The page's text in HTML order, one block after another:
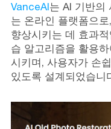
VanceAI는 AI 기반의
는 온라인 플랫폼으
향상시키는 데 효과
습 알고리즘을 활용
시키며, 사용자가 손
있도록 설계되었습니